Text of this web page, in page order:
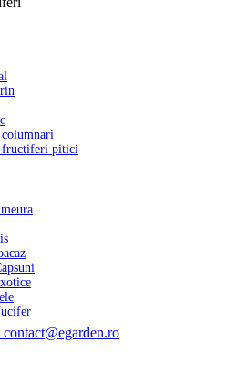
fructiferi pitici
contact@egarden.ro